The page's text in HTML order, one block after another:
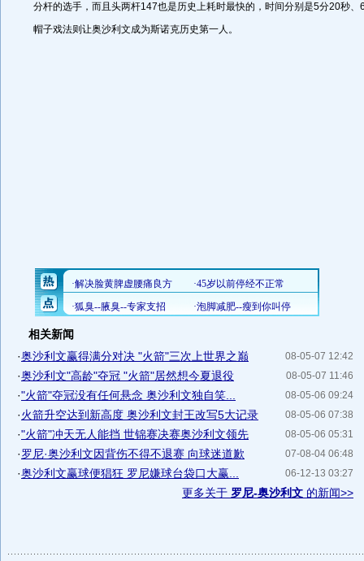
分杆的选手，而且头两杆147也是历史上耗时最快的，时间分别是5分20秒
帽子戏法则让奥沙利文成为斯诺克历史第一人。
相关新闻
08-05-07 12:42
·奥沙利文赢得满分对决 "火箭"三次上世界之巅
08-05-07 11:46
·奥沙利文"高龄"夺冠 "火箭"居然想今夏退役
08-05-06 09:24
·"火箭"夺冠没有任何悬念 奥沙利文独自笑...
08-05-06 07:38
·火箭升空达到新高度 奥沙利文封王改写5大记录
08-05-06 05:31
·"火箭"冲天无人能挡 世锦赛决赛奥沙利文领先
07-08-04 06:48
·罗尼·奥沙利文因背伤不得不退赛 向球迷道歉
06-12-13 03:27
·奥沙利文赢球便猖狂 罗尼嫌球台袋口大赢...
更多关于 罗尼-奥沙利文 的新闻>>